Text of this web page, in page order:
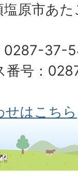
塩原市あ
0287-37-
番号：
せはこちら